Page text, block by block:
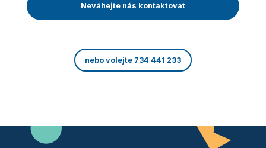
Neváhejte nás kontaktovat
nebo volejte 734 441 233